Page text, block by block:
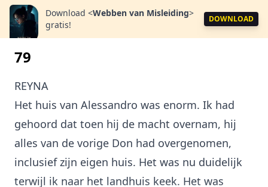
Download <Webben van Misleiding>
gratis!
DOWNLOAD
79
REYNA
Het huis van Alessandro was enorm. Ik had
gehoord dat toen hij de macht overnam, hij
alles van de vorige Don had overgenomen,
inclusief zijn eigen huis. Het was nu duidelijk
terwijl ik naar het landhuis keek. Het was